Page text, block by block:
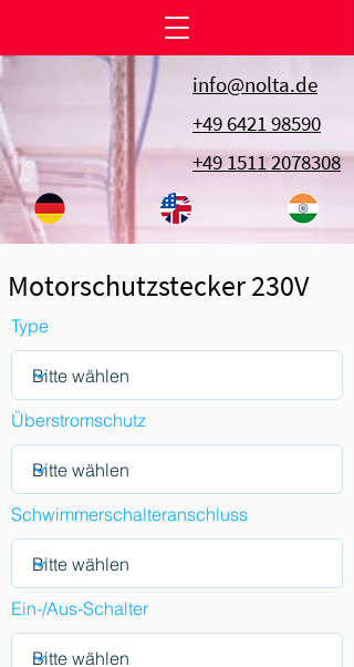
info@nolta.de
+49 6421 98590
+49 1511 2078308
Motorschutzstecker 230V
Type
Überstromschutz
Schwimmerschalteranschluss
Ein-/Aus-Schalter